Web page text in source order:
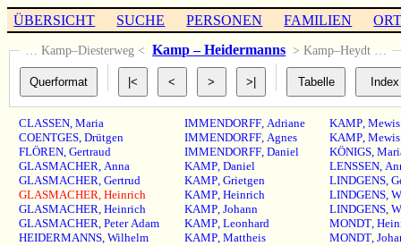
ÜBERSICHT SUCHE PERSONEN FAMILIEN
… Kamp–Diesterweg < Kamp – Heidermanns > Kamp–Heydt …
CLASSEN,Maria
COENTGES,Drütgen
FLÖREN,Gertraud
GLASMACHER,Anna
GLASMACHER,Gertrud
GLASMACHER,Heinrich
GLASMACHER,Heinrich
GLASMACHER,Peter Adam
HEIDERMANNS,Wilhelm
IMMENDORFF, Adriane
IMMENDORFF, Agnes
IMMENDORFF, Daniel
KAMP, Daniel
KAMP, Grietgen
KAMP, Heinrich
KAMP, Johann
KAMP, Leonhard
KAMP, Mattheis
KAMP, Mewis
KAMP, Mewis
KÖNIGS,
LENSSEN,
LINDGENS,
LINDGENS,
LINDGENS,
MONDT,
MONDT,